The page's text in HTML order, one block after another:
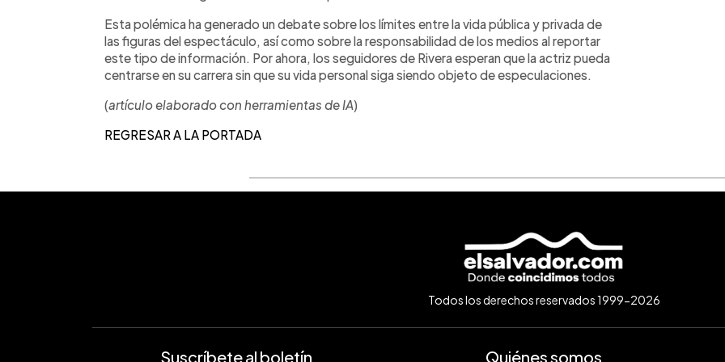
Esta polémica ha generado un debate sobre los límites entre la vida pública y privada de
las figuras del espectáculo, así como sobre la responsabilidad de los medios al reportar
este tipo de información. Por ahora, los seguidores de Rivera esperan que la actriz pueda
centrarse en su carrera sin que su vida personal siga siendo objeto de especulaciones.
(artículo elaborado con herramientas de IA)
REGRESAR A LA PORTADA
Todos los derechos reservados 1999-2026
Suscríbete al boletín Quiénes somos